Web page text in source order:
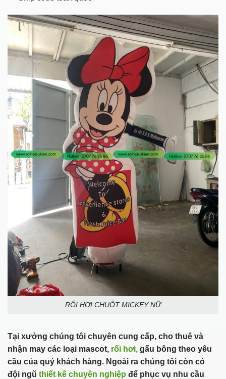
RỐI HƠI CHUỘT MICKEY NỮ
Tại xưởng chúng tôi chuyên cung cấp, cho thuê và
nhận may các loại mascot, rối hơi, gấu bông theo yêu
cầu của quý khách hàng. Ngoài ra chúng tôi còn có
đội ngũ thiết kế chuyên nghiệp để phục vụ nhu cầu